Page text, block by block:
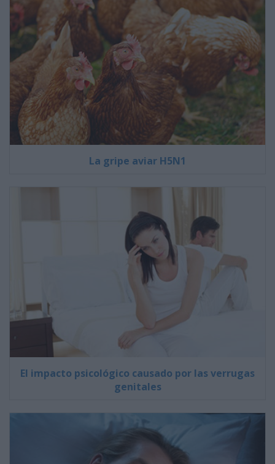
La gripe aviar H5N1
El impacto psicológico causado por las verrugas
genitales